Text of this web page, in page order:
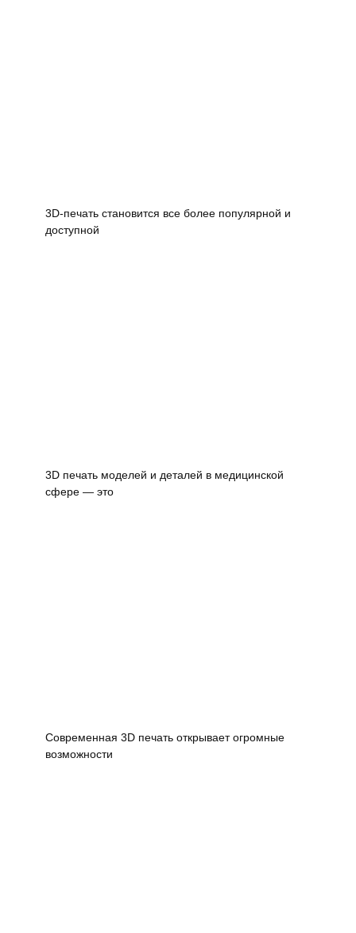
3D-печать становится все более популярной и
доступной
3D печать моделей и деталей в медицинской
сфере — это
Современная 3D печать открывает огромные
возможности